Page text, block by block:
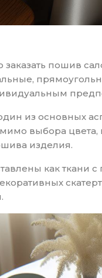
пошив
из основных
выбора цвета,
изделия.
как ткани